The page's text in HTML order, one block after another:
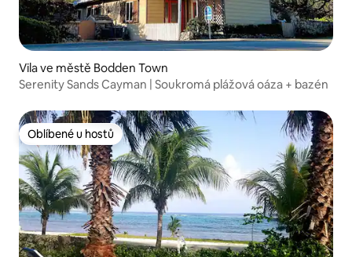
Vila ve městě Bodden Town
Serenity Sands Cayman | Soukromá plážová oáza + bazén
Oblíbené u hostů
Oblíbené u hostů